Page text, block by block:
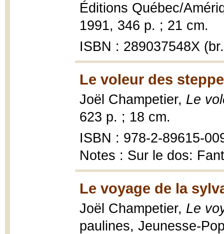
Éditions Québec/
1991, 346 p. ; 21 cm.
ISBN : 289037548X
Le voleur des
Joël Champetier, Le
623 p. ; 18 cm.
ISBN : 978-2-89615-
Notes : Sur le dos:
Le voyage de la
Joël Champetier, Le
paulines, Jeunesse-